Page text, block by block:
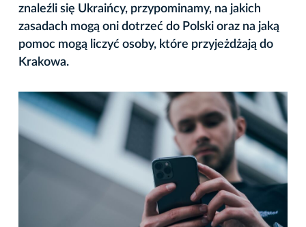
znaleźli się Ukraińcy, przypominamy, na jakich
zasadach mogą oni dotrzeć do Polski oraz na jaką
pomoc mogą liczyć osoby, które przyjeżdżają do
Krakowa.